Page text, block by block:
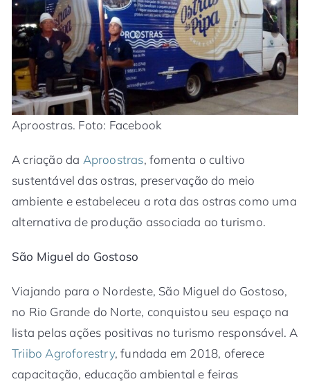
Aproostras. Foto: Facebook
A criação da Aproostras, fomenta o cultivo
sustentável das ostras, preservação do meio
ambiente e estabeleceu a rota das ostras como uma
alternativa de produção associada ao turismo.
São Miguel do Gostoso
Viajando para o Nordeste, São Miguel do Gostoso,
no Rio Grande do Norte, conquistou seu espaço na
lista pelas ações positivas no turismo responsável. A
Triibo Agroforestry, fundada em 2018, oferece
capacitação, educação ambiental e feiras